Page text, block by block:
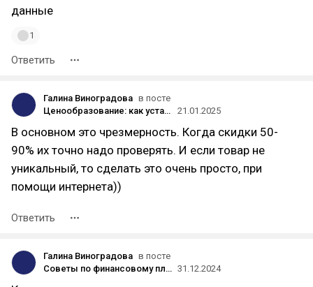
данные
1
Ответить
Галина Виноградова в посте
Ценообразование: как установить цену, чтобы и заработать, и не потерять клиентов
21.01.2025
В основном это чрезмерность. Когда скидки 50-
90% их точно надо проверять. И если товар не
уникальный, то сделать это очень просто, при
помощи интернета))
Ответить
Галина Виноградова в посте
Советы по финансовому планированию на 2025 год. 31.12.2024